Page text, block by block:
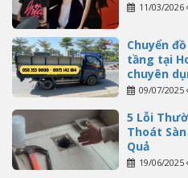
11/03/2026
Chuyển
tầng tại
chuyên
09/07/2025
5 Lỗi
Thoát Sàn
Quả
19/06/2025